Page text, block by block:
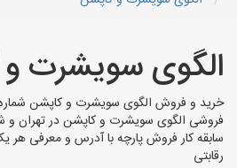
پارچه براساس رنگ
پارچه فروشی های
الگوی سویشرت
خرید و فروش الگوی سویشرت و کاپشن
فروشی الگوی سویشرت و کاپشن در تهران و
سابقه کار فروش پارچه با آدرس و معرفی
رقابتی